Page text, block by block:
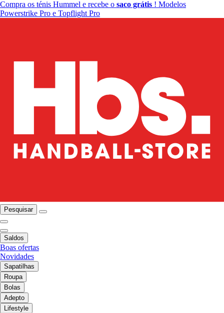
Compra os ténis Hummel e recebe o saco grátis ! Modelos
Powerstrike Pro e Topflight Pro
Pesquisar
Saldos
Boas ofertas
Novidades
Sapatilhas
Roupa
Bolas
Adepto
Lifestyle